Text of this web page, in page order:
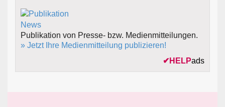
Publikation von Presse- bzw. Medienmitteilungen.
» Jetzt Ihre Medienmitteilung publizieren!
✔ HELPads